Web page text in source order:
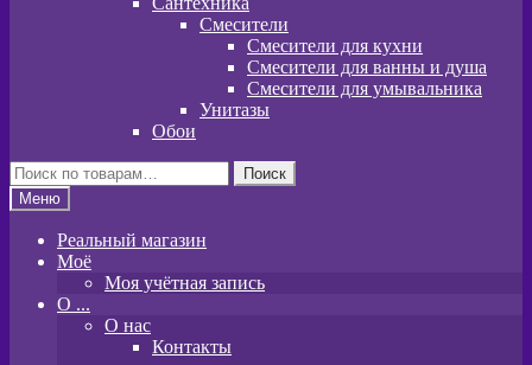
Смесители
Смесители для кухни
Смесители для ванны и душа
Смесители для умывальника
Унитазы
Обои
Искать:
Поиск
Меню
Реальный магазин
Моё
Моя учётная запись
O ...
О нас
Контакты